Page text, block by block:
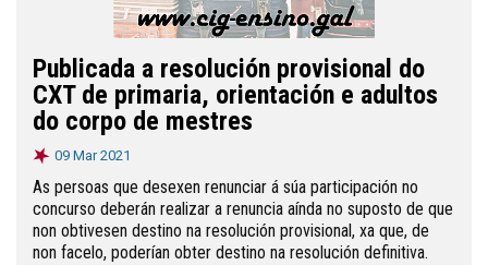
Publicada a resolución provisional do
CXT de primaria, orientación e adultos
do corpo de mestres
09 Mar 2021
As persoas que desexen renunciar á súa participación no
concurso deberán realizar a renuncia aínda no suposto de que
non obtivesen destino na resolución provisional, xa que, de
non facelo, poderían obter destino na resolución definitiva.